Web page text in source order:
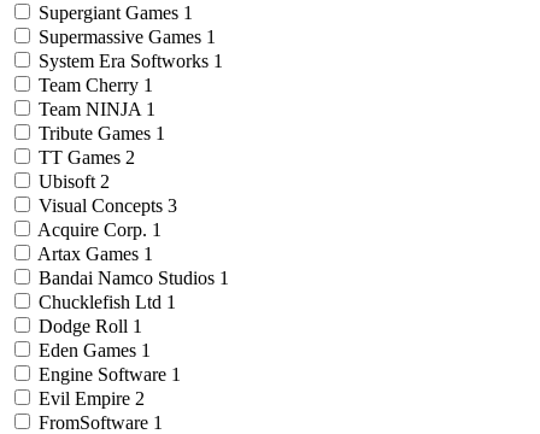
Supergiant Games 1
Supermassive Games 1
System Era Softworks 1
Team Cherry 1
Team NINJA 1
Tribute Games 1
TT Games 2
Ubisoft 2
Visual Concepts 3
Acquire Corp. 1
Artax Games 1
Bandai Namco Studios 1
Chucklefish Ltd 1
Dodge Roll 1
Eden Games 1
Engine Software 1
Evil Empire 2
FromSoftware 1